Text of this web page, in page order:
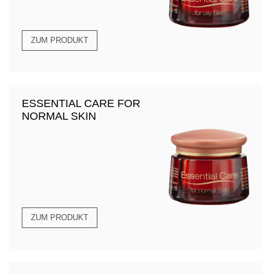
ZUM PRODUKT
ESSENTIAL CARE FOR
NORMAL SKIN
ZUM PRODUKT